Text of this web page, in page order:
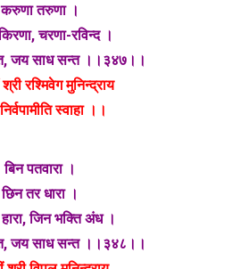
करुणा तरुणा ।
चरणा-रविन्द ।
जय साध सन्त ।।३४७।।
रश्मिवेग मुनिन्द्राय
स्वाहा ।।
बिन पतवारा ।
छिन तर धारा ।
जिन भक्ति अंध ।
जय साध सन्त ।।३४८।।